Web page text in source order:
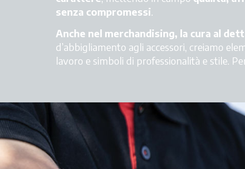
senza compromessi.
Anche nel merchandising, la cura al
d’abbigliamento agli accessori, creiamo
lavoro e simboli di professionalità e stile.